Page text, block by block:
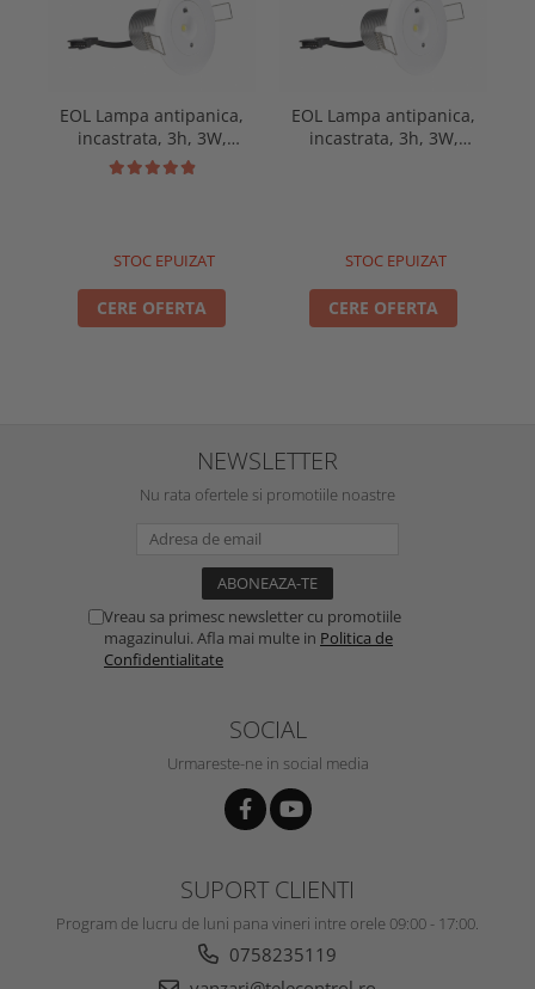
EOL Lampa antipanica,
incastrata, 3h, 3W,
mentinut, test manual,
STOC EPUIZAT
CERE OFERTA
EOL Lampa antipanica,
incastrata, 3h, 3W,
STOC EPUIZAT
CERE OFERTA
NEWSLETTER
Nu rata ofertele si promotiile noastre
Vreau sa primesc newsletter cu promotiile
magazinului. Afla mai multe in Politica de
Confidentialitate
SOCIAL
Urmareste-ne in social media
SUPORT CLIENTI
Program de lucru de luni pana vineri intre orele 09:00 - 17:00.
0758235119